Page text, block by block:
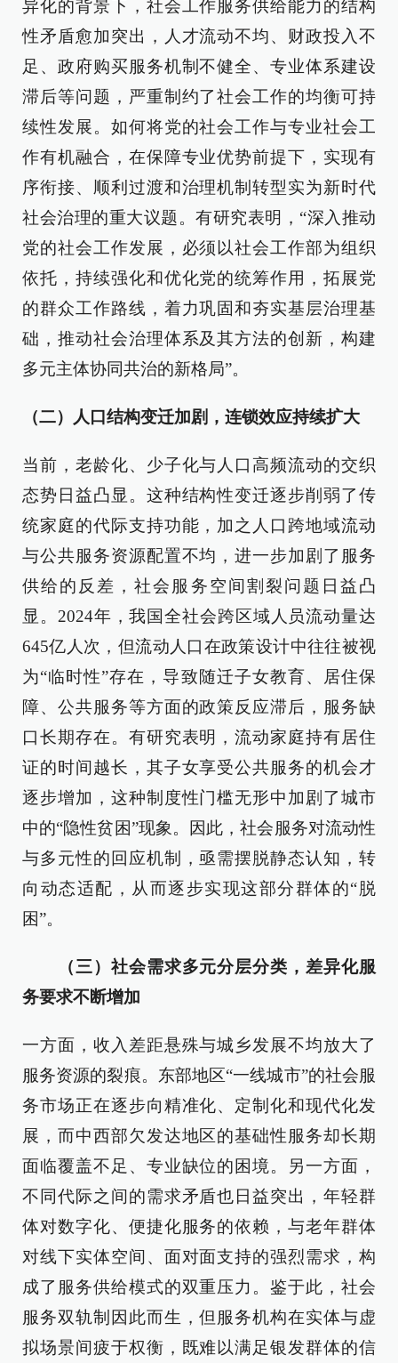
异化的背景下，社会工作服务供给能力的结构
性矛盾愈加突出，人才流动不均、财政投入不
足、政府购买服务机制不健全、专业体系建设
滞后等问题，严重制约了社会工作的均衡可持
续性发展。如何将党的社会工作与专业社会工
作有机融合，在保障专业优势前提下，实现有
序衔接、顺利过渡和治理机制转型实为新时代
社会治理的重大议题。有研究表明，“深入推动
党的社会工作发展，必须以社会工作部为组织
依托，持续强化和优化党的统筹作用，拓展党
的群众工作路线，着力巩固和夯实基层治理基
础，推动社会治理体系及其方法的创新，构建
多元主体协同共治的新格局”。
（二）人口结构变迁加剧，连锁效应持续扩大
当前，老龄化、少子化与人口高频流动的交织
态势日益凸显。这种结构性变迁逐步削弱了传
统家庭的代际支持功能，加之人口跨地域流动
与公共服务资源配置不均，进一步加剧了服务
供给的反差，社会服务空间割裂问题日益凸
显。2024年，我国全社会跨区域人员流动量达
645亿人次，但流动人口在政策设计中往往被视
为“临时性”存在，导致随迁子女教育、居住保
障、公共服务等方面的政策反应滞后，服务缺
口长期存在。有研究表明，流动家庭持有居住
证的时间越长，其子女享受公共服务的机会才
逐步增加，这种制度性门槛无形中加剧了城市
中的“隐性贫困”现象。因此，社会服务对流动性
与多元性的回应机制，亟需摆脱静态认知，转
向动态适配，从而逐步实现这部分群体的“脱
困”。
（三）社会需求多元分层分类，差异化服
务要求不断增加
一方面，收入差距悬殊与城乡发展不均放大了
服务资源的裂痕。东部地区“一线城市”的社会服
务市场正在逐步向精准化、定制化和现代化发
展，而中西部欠发达地区的基础性服务却长期
面临覆盖不足、专业缺位的困境。另一方面，
不同代际之间的需求矛盾也日益突出，年轻群
体对数字化、便捷化服务的依赖，与老年群体
对线下实体空间、面对面支持的强烈需求，构
成了服务供给模式的双重压力。鉴于此，社会
服务双轨制因此而生，但服务机构在实体与虚
拟场景间疲于权衡，既难以满足银发群体的信